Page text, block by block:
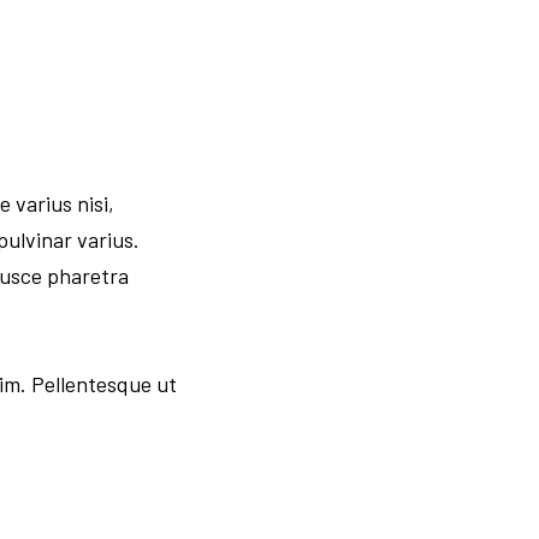
varius nisi,
varius.
pharetra
Pellentesque ut